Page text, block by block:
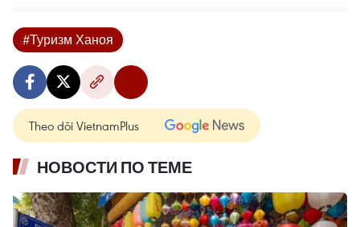
#Туризм Ханоя
Theo dõi VietnamPlus
НОВОСТИ ПО ТЕМЕ